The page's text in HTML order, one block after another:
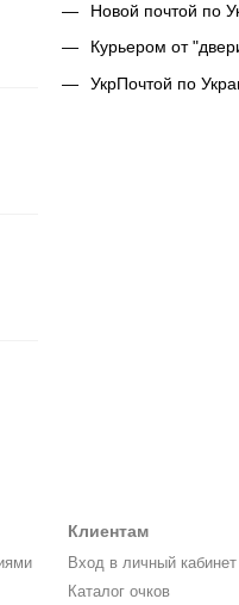
Новой почтой по
Курьером от
УкрПочтой по
Клиентам
Вход в личный кабинет
Каталог очков